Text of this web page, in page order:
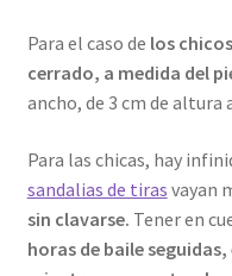
Para el caso de los
cerrado, a medida del
ancho, de 3 cm de
Para las chicas, hay
sandalias de tiras vayan
sin clavarse. Tener en
horas de baile